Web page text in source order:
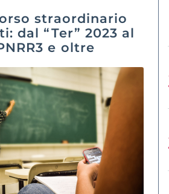
straordinario
dal “Ter” 2023 al
e oltre